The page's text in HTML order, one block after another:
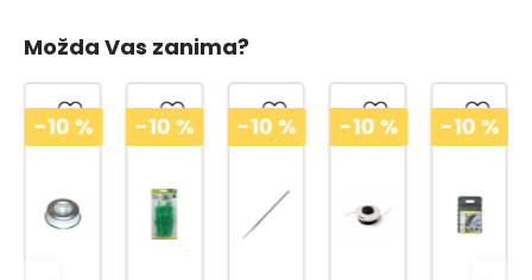
Možda Vas zanima?
-10 % -10 % -10 % -10 % -10 %